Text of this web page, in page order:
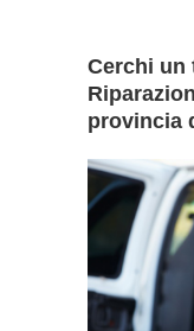
Cerchi un
provincia